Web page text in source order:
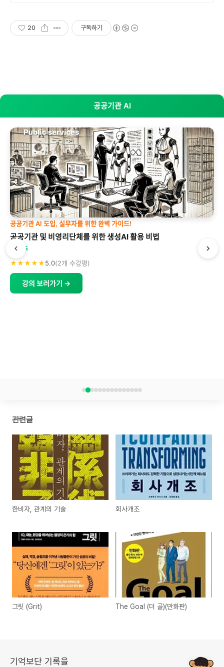
20 구독하기
공공기관 AI
공공기관 AI 도입, 실무자를 위한 완벽 가이드!
공공기관 및 비영리단체를 위한 생성AI 활용 비법
박형주
★★★★★5.0(2개 수강평)
강의 보러가기 →
관련글
한비자, 관계의 기술 회사개조
그릿 (Grit) The Goal (더 골)(만화판)
기억보단 기록을